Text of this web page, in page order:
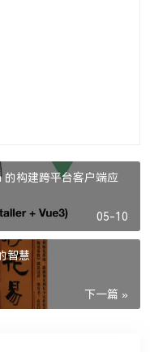
构建跨平台客户端应
05-10
智慧
下一篇 »